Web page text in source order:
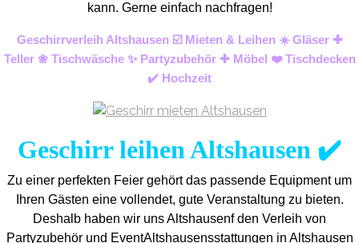
kann. Gerne einfach nachfragen!
Geschirrverleih Altshausen ☑️ Mieten & Leihen ☀️ Gläser ✚
Teller ❀ Tischwäsche ✨ Partyzubehör ✚ Möbel ❤️ Tischdecken
✔️ Hochzeit
Geschirr leihen Altshausen ✔️
Zu einer perfekten Feier gehört das passende Equipment um
Ihren Gästen eine vollendet, gute Veranstaltung zu bieten.
Deshalb haben wir uns Altshausenf den Verleih von
Partyzubehör und EventAltshausensstattungen in Altshausen